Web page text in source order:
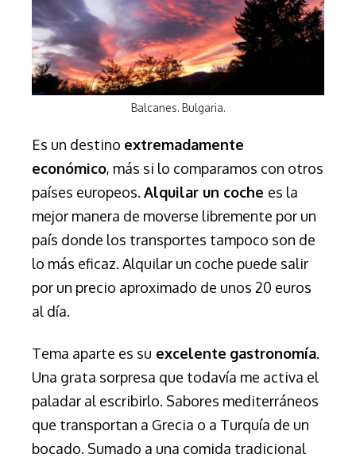
Balcanes. Bulgaria.
Es un destino extremadamente
económico, más si lo comparamos con otros
países europeos. Alquilar un coche es la
mejor manera de moverse libremente por un
país donde los transportes tampoco son de
lo más eficaz. Alquilar un coche puede salir
por un precio aproximado de unos 20 euros
al día.
Tema aparte es su excelente gastronomía.
Una grata sorpresa que todavía me activa el
paladar al escribirlo. Sabores mediterráneos
que transportan a Grecia o a Turquía de un
bocado. Sumado a una comida tradicional